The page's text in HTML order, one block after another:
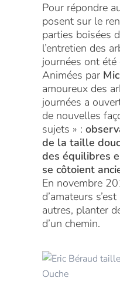
Pour répondre
posent sur le
parties boisées
l’entretien des
journées ont été
Animées par
amoureux des
journées a
de nouvelles
sujets » :
de la taille
des équilibres
se côtoient
En novembre
d’amateurs
autres, planter
d’un chemin.